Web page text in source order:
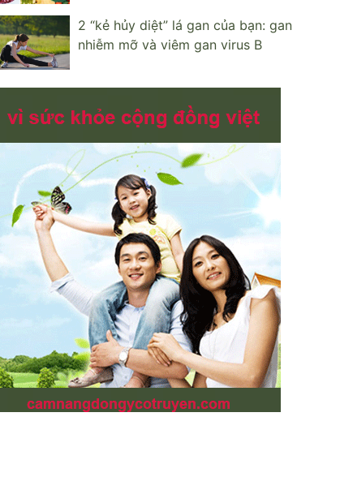
2 “kẻ hủy diệt” lá gan của bạn: gan
nhiễm mỡ và viêm gan virus B